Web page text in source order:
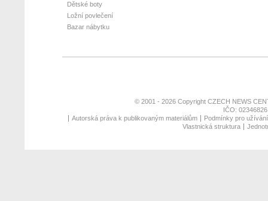
Dětské boty
Ložní povlečení
Bazar nábytku
© 2001 - 2026 Copyright CZECH NEWS
IČO:
Autorská práva k publikovaným materiálům
Podmínky pro
Vlastnická struktura